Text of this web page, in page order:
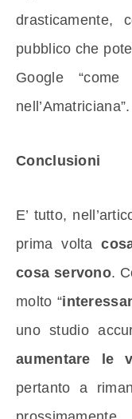
pubblico che
Google
nell’Amatriciana”.
Conclusioni
E’ tutto,
prima volta
cosa servono.
molto “
uno studio
aumentare le
pertanto a